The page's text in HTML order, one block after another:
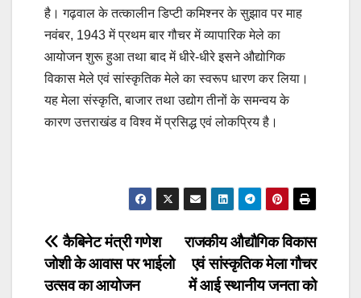
है। गढ़वाल के तत्कालीन डिप्टी कमिश्नर के सुझाव पर माह
नवंबर, 1943 में प्रथम बार गौचर में व्यापारिक मेले का
आयोजन शुरू हुआ तथा बाद में धीरे-धीरे इसने औद्योगिक
विकास मेले एवं सांस्कृतिक मेले का स्वरूप धारण कर लिया।
यह मेला संस्कृति, बाजार तथा उद्योग तीनों के समन्वय के
कारण उत्तराखंड व विश्व में प्रसिद्ध एवं लोकप्रिय है।
Post
navigation
राजकीय औद्यौगिक विकास
एवं सांस्कृतिक मेला गौचर
में आई स्थानीय जनता को
कैबिनेट मंत्री गणेश
जोशी के आवास पर भाईलो
उत्सव का आयोजन